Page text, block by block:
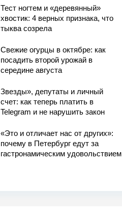
Тест ногтем и «деревянный»
хвостик: 4 верных признака, что
тыква созрела
Свежие огурцы в октябре: как
посадить второй урожай в
середине августа
Звезды», депутаты и личный
счет: как теперь платить в
Telegram и не нарушить закон
«Это и отличает нас от других»:
почему в Петербург едут за
гастронамическим удовольствием